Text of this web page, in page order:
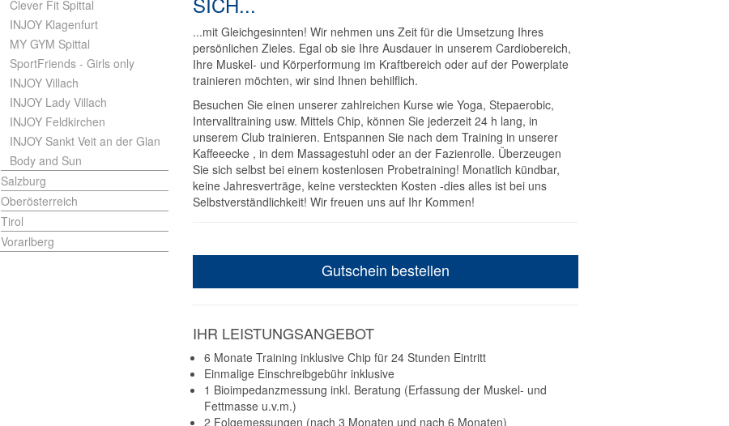
Clever Fit Spittal
INJOY Klagenfurt
MY GYM Spittal
SportFriends - Girls only
INJOY Villach
INJOY Lady Villach
INJOY Feldkirchen
INJOY Sankt Veit an der Glan
Body and Sun
Salzburg
Oberösterreich
Tirol
Vorarlberg
...mit Gleichgesinnten! Wir nehmen uns Zeit für die Umsetzung Ihres
persönlichen Zieles. Egal ob sie Ihre Ausdauer in unserem Cardiobereich,
Ihre Muskel- und Körperformung im Kraftbereich oder auf der Powerplate
trainieren möchten, wir sind Ihnen behilflich.
Besuchen Sie einen unserer zahlreichen Kurse wie Yoga, Stepaerobic,
Intervalltraining usw. Mittels Chip, können Sie jederzeit 24 h lang, in
unserem Club trainieren. Entspannen Sie nach dem Training in unserer
Kaffeeecke , in dem Massagestuhl oder an der Fazienrolle. Überzeugen
Sie sich selbst bei einem kostenlosen Probetraining! Monatlich kündbar,
keine Jahresverträge, keine versteckten Kosten -dies alles ist bei uns
Selbstverständlichkeit! Wir freuen uns auf Ihr Kommen!
Gutschein bestellen
IHR LEISTUNGSANGEBOT
6 Monate Training inklusive Chip für 24 Stunden Eintritt
Einmalige Einschreibgebühr inklusive
1 Bioimpedanzmessung inkl. Beratung (Erfassung der Muskel- und
Fettmasse u.v.m.)
2 Folgemessungen (nach 3 Monaten und nach 6 Monaten)